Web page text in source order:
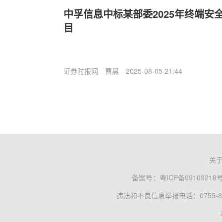
中孚信息中标某部委2025年终端安
目
证券时报网 曹晨 2025-08-05 21:44
关
备案号： 粤ICP备09109218
违法和不良信息举报电话：0755-